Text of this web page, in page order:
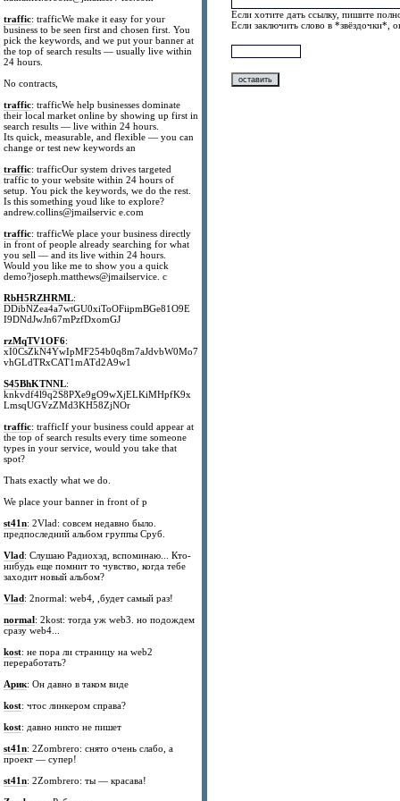
traffic: trafficWe make it easy for your
business to be seen first and chosen first. You
pick the keywords, and we put your banner at
the top of search results — usually live within
24 hours.
No contracts,
traffic: trafficWe help businesses dominate
their local market online by showing up first in
search results — live within 24 hours.
Its quick, measurable, and flexible — you can
change or test new keywords an
traffic: trafficOur system drives targeted
traffic to your website within 24 hours of
setup. You pick the keywords, we do the rest.
Is this something youd like to explore?
andrew.collins@jmailservic e.com
traffic: trafficWe place your business directly
in front of people already searching for what
you sell — and its live within 24 hours.
Would you like me to show you a quick
demo?joseph.matthews@jmailservice. c
RbH5RZHRML:
DDibNZea4a7wtGU0xiToOFiipmBGe81O9E
I9DNdJwJn67mPzfDxomGJ
rzMqTV1OF6:
xI0CsZkN4YwIpMF254b0q8m7aJdvbW0Mo7
vhGLdTRxCAT1mATd2A9w1
S45BhKTNNL:
knkvdf4l9q2S8PXe9gO9wXjELKiMHpfK9x
LmsqUGVzZMd3KH58ZjNOr
traffic: trafficIf your business could appear at
the top of search results every time someone
types in your service, would you take that
spot?
Thats exactly what we do.
We place your banner in front of p
st41n: 2Vlad: совсем недавно было.
предпоследний альбом группы Сруб.
Vlad: Слушаю Радиохэд, вспоминаю... Кто-
нибудь еще помнит то чувство, когда тебе
заходит новый альбом?
Vlad: 2normal: web4, ,будет самый раз!
normal: 2kost: тогда уж web3. но подождем
сразу web4...
kost: не пора ли страницу на web2
переработать?
Арик: Он давно в таком виде
kost: чтос линкером справа?
kost: давно никто не пишет
st41n: 2Zombrero: снято очень слабо, а
проект — супер!
st41n: 2Zombrero: ты — красава!
Если хотите дать ссылку, пишите
Если заключить слово в *звёздочки*,